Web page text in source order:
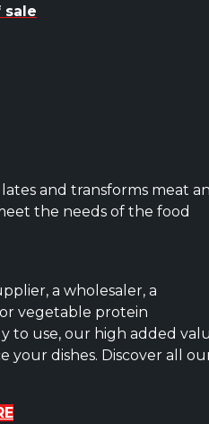
sale
and transforms meat
the needs of the food
a wholesaler, a
vegetable protein
to use, our high added
your dishes. Discover all